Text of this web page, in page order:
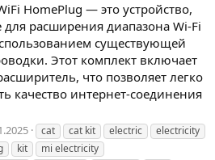
HomePlug — это устройство,
расширения диапазона Wi-Fi
существующей
Этот комплект включает
что позволяет легко
качество интернет-соединения
cat cat kit electric
electricity
kit
mi electricity